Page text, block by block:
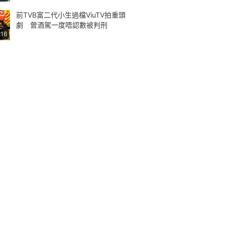
前TVB富二代小生過檔ViuTV拍重頭
劇 曾酒駕一度唔認數被判刑